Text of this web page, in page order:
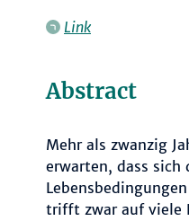
Link
Abstract
Mehr als zwanzig
erwarten, dass
trifft zwar auf viele